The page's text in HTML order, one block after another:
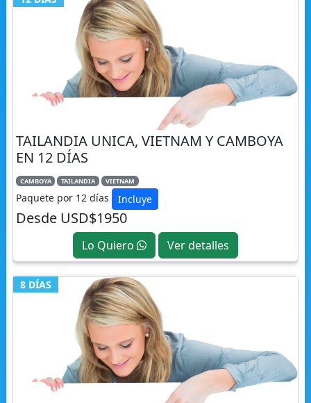
TAILANDIA UNICA, VIETNAM Y CAMBOYA
EN 12 DÍAS
CAMBOYA TAILANDIA VIETNAM
Paquete por 12 días Incluye
Desde USD$1950
Lo Quiero Ver detalles
8 DÍAS